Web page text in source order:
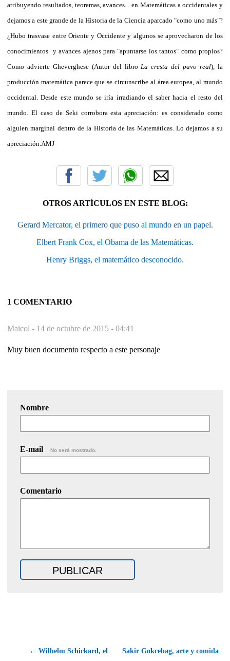
atribuyendo resultados, teoremas, avances... en Matemáticas a occidentales y
dejamos a este grande de la Historia de la Ciencia aparcado "como uno más"?
¿Hubo trasvase entre Oriente y Occidente y algunos se aprovecharon de los
conocimientos y avances ajenos para "apuntarse los tantos" como propios?
Como advierte Gheverghese (Autor del libro La cresta del pavo real), la
producción matemática parece que se circunscribe al área europea, al mundo
occidental. Desde este mundo se iría irradiando el saber hacia el resto del
mundo. El caso de Seki corrobora esta apreciación: es considerado como
alguien marginal dentro de la Historia de las Matemáticas. Lo dejamos a su
apreciación.AMJ
OTROS ARTÍCULOS EN ESTE BLOG:
Gerard Mercator, el primero que puso al mundo en un papel.
Elbert Frank Cox, el Obama de las Matemáticas.
Henry Briggs, el matemático desconocido.
1 COMENTARIO
Maicol - 14 de octubre de 2015 - 04:41
Muy buen documento respecto a este personaje
Nombre
E-mail No será mostrado.
Comentario
← Wilhelm Schickard, el Sakir Gokcebag, arte y comida